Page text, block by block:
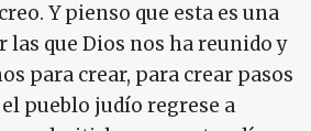
Y pienso que esta es una
las que Dios nos ha reunido y
para crear, para crear pasos
pueblo judío regrese a